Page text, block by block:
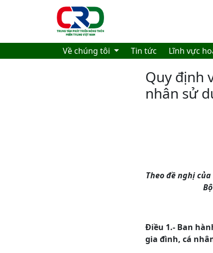
Skip to main content
Về chúng tôi Tin tức Lĩnh vực
Quy định
nhân sử
Theo đề nghị
Điều 1.- Ban
gia đình, cá